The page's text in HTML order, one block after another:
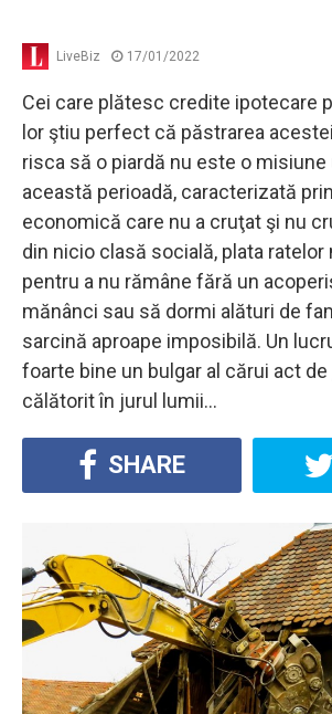
LiveBiz 17/01/2022
Cei care plătesc credite ipotecare
lor ştiu perfect că păstrarea
risca să o piardă nu este o misiune
această perioadă, caracterizată
economică care nu a cruţat şi nu
din nicio clasă socială, plata ratelor
pentru a nu rămâne fără un
mănânci sau să dormi alături de
sarcină aproape imposibilă. Un
foarte bine un bulgar al cărui act de
călătorit în jurul lumii…
SHARE